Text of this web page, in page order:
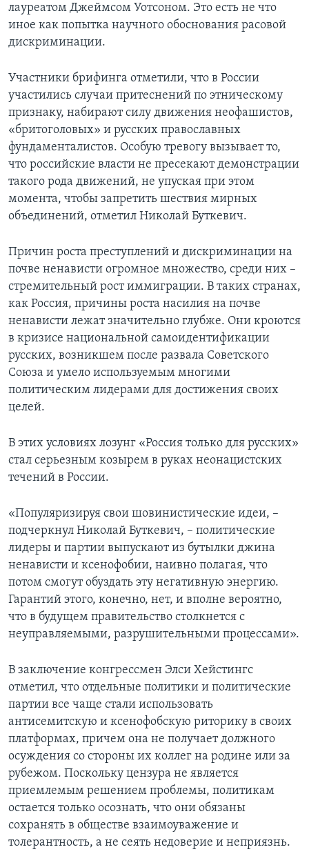
лауреатом Джеймсом Уотсоном. Это есть не что
иное как попытка научного обоснования расовой
дискриминации.
Участники брифинга отметили, что в России
участились случаи притеснений по этническому
признаку, набирают силу движения неофашистов,
«бритоголовых» и русских православных
фундаменталистов. Особую тревогу вызывает то,
что российские власти не пресекают демонстрации
такого рода движений, не упуская при этом
момента, чтобы запретить шествия мирных
объединений, отметил Николай Буткевич.
Причин роста преступлений и дискриминации на
почве ненависти огромное множество, среди них –
стремительный рост иммиграции. В таких странах,
как Россия, причины роста насилия на почве
ненависти лежат значительно глубже. Они кроются
в кризисе национальной самоидентификации
русских, возникшем после развала Советского
Союза и умело используемым многими
политическим лидерами для достижения своих
целей.
В этих условиях лозунг «Россия только для русских»
стал серьезным козырем в руках неонацистских
течений в России.
«Популяризируя свои шовинистические идеи, –
подчеркнул Николай Буткевич, – политические
лидеры и партии выпускают из бутылки джина
ненависти и ксенофобии, наивно полагая, что
потом смогут обуздать эту негативную энергию.
Гарантий этого, конечно, нет, и вполне вероятно,
что в будущем правительство столкнется с
неуправляемыми, разрушительными процессами».
В заключение конгрессмен Элси Хейстингс
отметил, что отдельные политики и политические
партии все чаще стали использовать
антисемитскую и ксенофобскую риторику в своих
платформах, причем она не получает должного
осуждения со стороны их коллег на родине или за
рубежом. Поскольку цензура не является
приемлемым решением проблемы, политикам
остается только осознать, что они обязаны
сохранять в обществе взаимоуважение и
толерантность, а не сеять недоверие и неприязнь.